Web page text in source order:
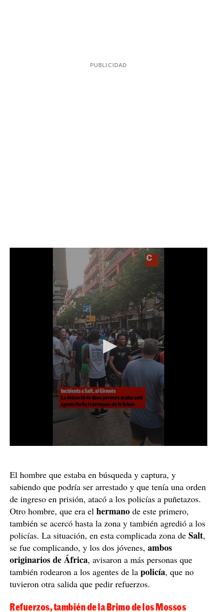
El hombre que estaba en búsqueda y captura, y
sabiendo que podría ser arrestado y que tenía una orden
de ingreso en prisión, atacó a los policías a puñetazos.
Otro hombre, que era el hermano de este primero,
también se acercó hasta la zona y también agredió a los
policías. La situación, en esta complicada zona de Salt,
se fue complicando, y los dos jóvenes, ambos
originarios de África, avisaron a más personas que
también rodearon a los agentes de la policía, que no
tuvieron otra salida que pedir refuerzos.
Refuerzos, también de la Brimo de los Mossos